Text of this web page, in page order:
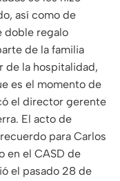
así como de
doble regalo
de la familia
de la hospitalidad,
es el momento de
el director gerente
El acto de
para Carlos
en el CASD de
el pasado 28 de